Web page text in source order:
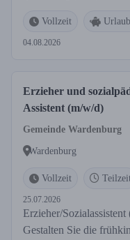
Vollzeit
04.08.2026
Erzieher und
Assistent (m/w/d)
Gemeinde Wardenburg
Wardenburg
Vollzeit
25.07.2026
Erzieher/
Gestalten Sie die